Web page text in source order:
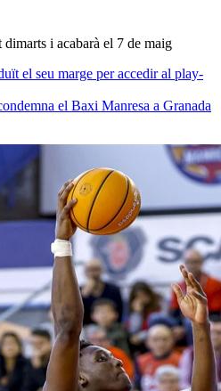
i acabarà el 7 de maig
el seu marge per accedir al play-
el Baxi Manresa a Granada